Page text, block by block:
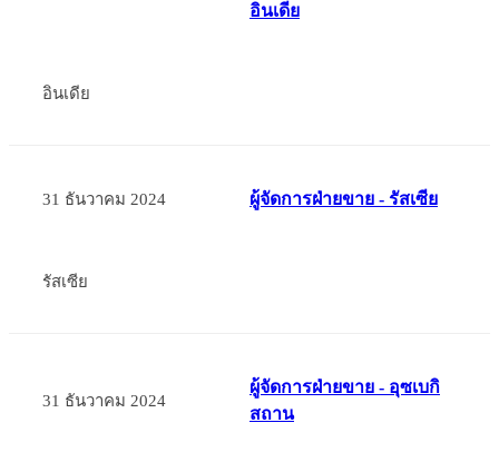
อินเดีย
อินเดีย
31 ธันวาคม 2024 ผู้จัดการฝ่ายขาย - รัสเซีย
รัสเซีย
31 ธันวาคม 2024
ผู้จัดการฝ่ายขาย - อุซเบกิ
สถาน